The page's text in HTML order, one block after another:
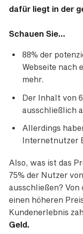
dafür liegt in der
Schauen Sie…
88% der
Webseite nach
mehr.
Der Inhalt von
ausschließlich
Allerdings
Internetnutzer
Also, was ist das
75% der Nutzer
ausschließen? Von
einen höheren
Kundenerlebnis
Geld.